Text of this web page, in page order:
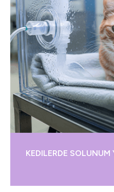
KEDILERDE